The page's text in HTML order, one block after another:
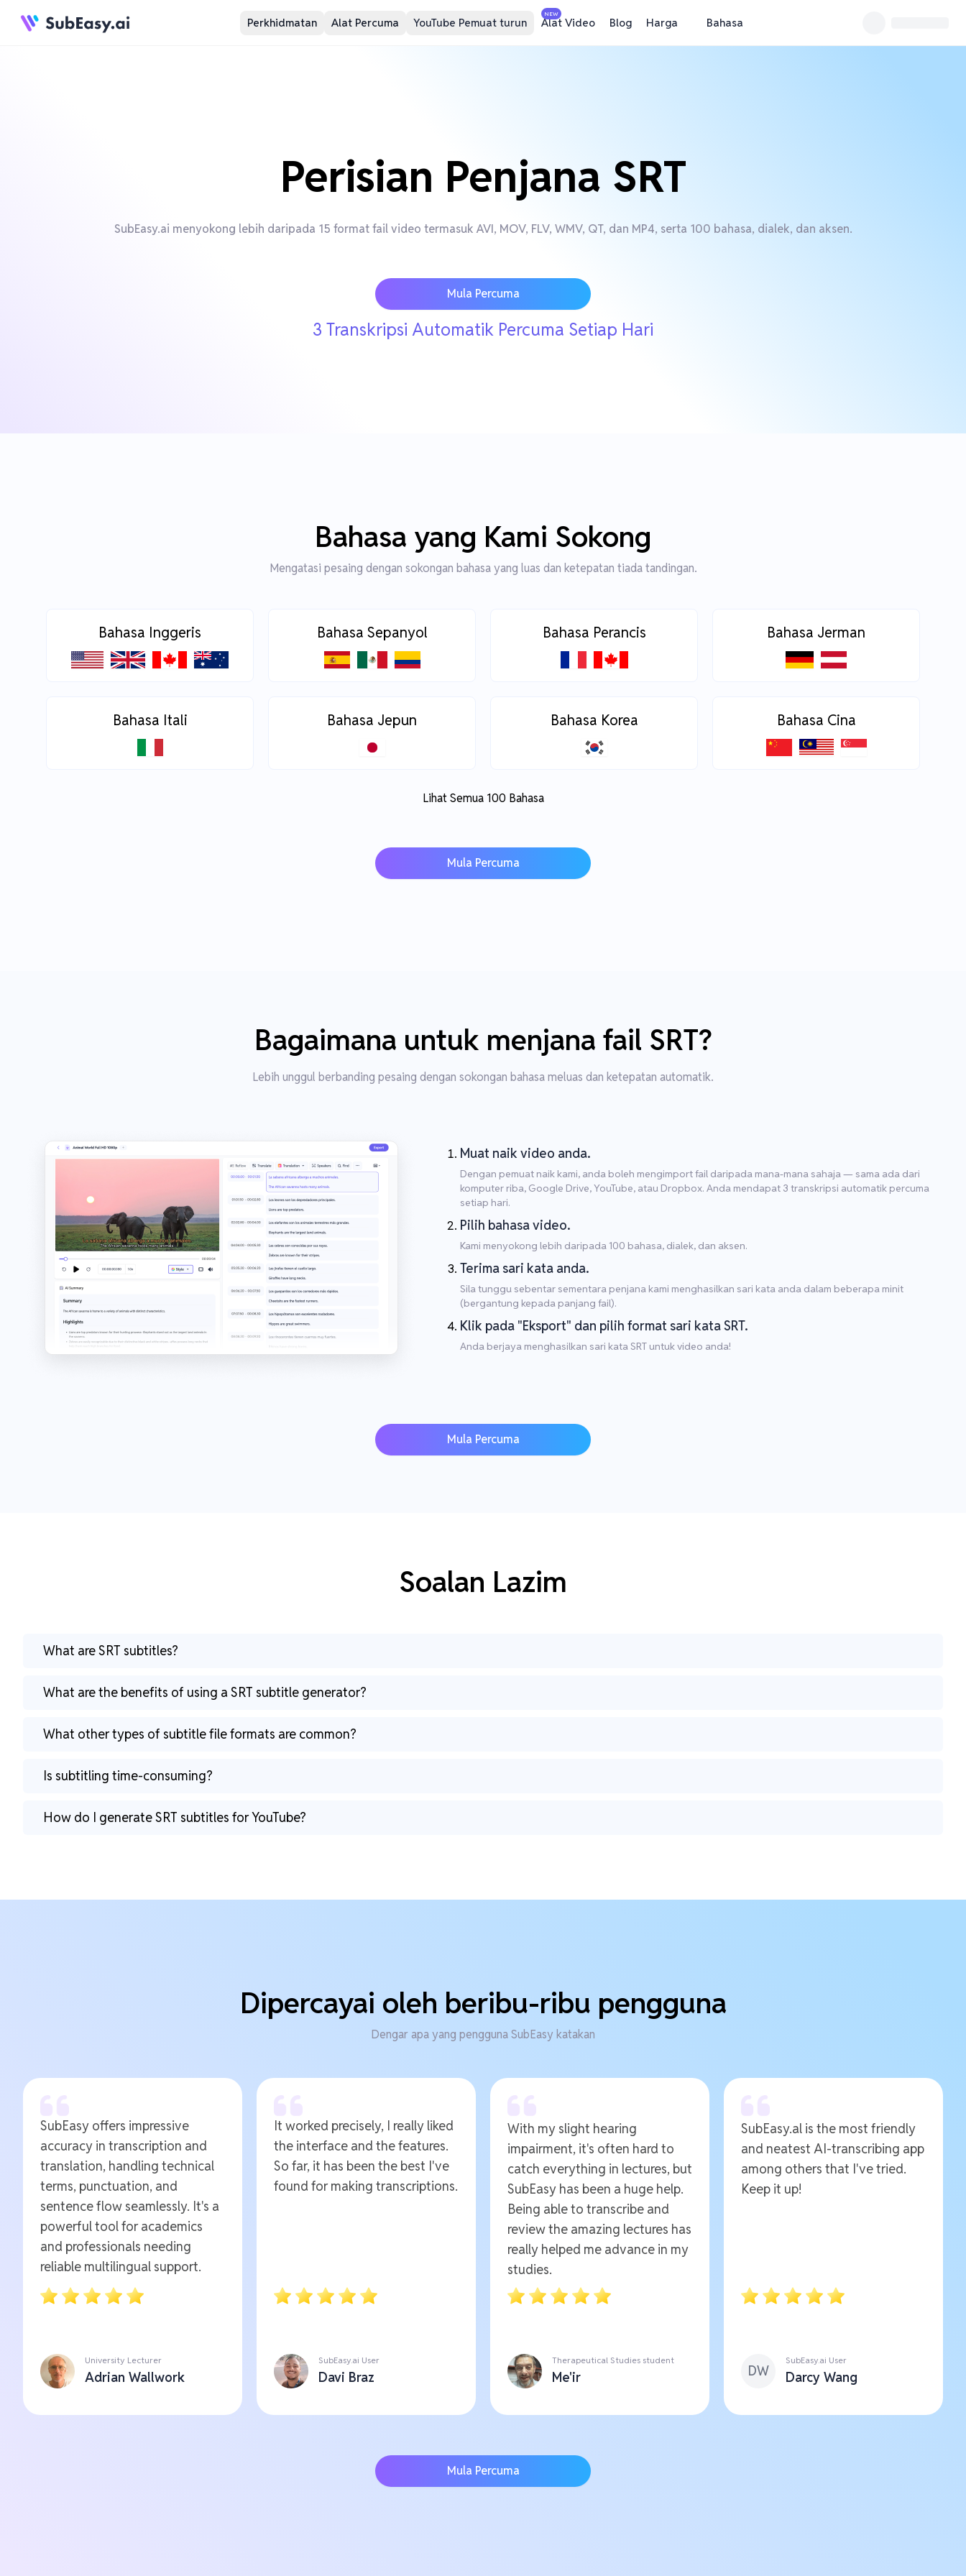
Perkhidmatan Alat Percuma YouTube Pemuat turun
NEW
Alat Video Blog Harga Bahasa
Perisian Penjana SRT
SubEasy.ai menyokong lebih daripada 15 format fail video termasuk AVI, MOV, FLV, WMV, QT, dan MP4, serta 100 bahasa, dialek, dan aksen.
Mula Percuma
3 Transkripsi Automatik Percuma Setiap Hari
Bahasa yang Kami Sokong
Mengatasi pesaing dengan sokongan bahasa yang luas dan ketepatan tiada tandingan.
Bahasa Inggeris Bahasa Sepanyol Bahasa Perancis Bahasa Jerman
Bahasa Itali Bahasa Jepun Bahasa Korea Bahasa Cina
Lihat Semua 100 Bahasa
Mula Percuma
Bagaimana untuk menjana fail SRT?
Lebih unggul berbanding pesaing dengan sokongan bahasa meluas dan ketepatan automatik.
Muat naik video anda.
Dengan pemuat naik kami, anda boleh mengimport fail daripada mana-mana sahaja — sama ada dari
komputer riba, Google Drive, YouTube, atau Dropbox. Anda mendapat 3 transkripsi automatik percuma
setiap hari.
Pilih bahasa video.
Kami menyokong lebih daripada 100 bahasa, dialek, dan aksen.
Terima sari kata anda.
Sila tunggu sebentar sementara penjana kami menghasilkan sari kata anda dalam beberapa minit
(bergantung kepada panjang fail).
Klik pada "Eksport" dan pilih format sari kata SRT.
Anda berjaya menghasilkan sari kata SRT untuk video anda!
Mula Percuma
Soalan Lazim
What are SRT subtitles?
What are the benefits of using a SRT subtitle generator?
What other types of subtitle file formats are common?
Is subtitling time-consuming?
How do I generate SRT subtitles for YouTube?
Dipercayai oleh beribu-ribu pengguna
Dengar apa yang pengguna SubEasy katakan
SubEasy offers impressive
accuracy in transcription and
translation, handling technical
terms, punctuation, and
sentence flow seamlessly. It's a
powerful tool for academics
and professionals needing
reliable multilingual support.
University Lecturer
Adrian Wallwork
It worked precisely, I really liked
the interface and the features.
So far, it has been the best I've
found for making transcriptions.
SubEasy.ai User
Davi Braz
With my slight hearing
impairment, it's often hard to
catch everything in lectures, but
SubEasy has been a huge help.
Being able to transcribe and
review the amazing lectures has
really helped me advance in my
studies.
Therapeutical Studies student
Me'ir
SubEasy.al is the most friendly
and neatest AI-transcribing app
among others that I've tried.
Keep it up!
DW
SubEasy.ai User
Darcy Wang
Mula Percuma